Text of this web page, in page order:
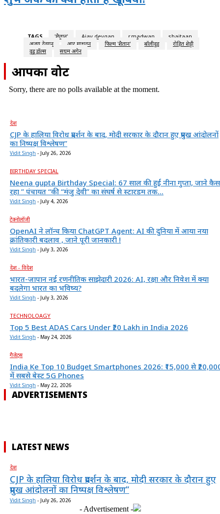
TAGS 'शैतान' Ajay devgan r.madwan
shaitaan
अजय देवगन
आर.माधवन फिल्म 'शैतान' बॉलीवुड
रोहित शेट्टी
वूडू डॉल्स
सिंघम अगेन
आपका वोट
Sorry, there are no polls available at the moment.
देश
CJP के हालिया विरोध प्रदर्शन के बाद, मोदी सरकार के दौरान हुए प्रमुख आंदोलनों
का निष्पक्ष विश्लेषण”
Vidit Singh - July 26, 2026
BIRTHDAY SPECIAL
Neena gupta Birthday Special: 67 साल की हुईं नीना गुप्ता, जाने
रहा ” पंचायत “की “मंजु देवी” का संघर्ष से स्टारडम तक...
Vidit Singh - July 4, 2026
टेक्नोलॉजी
OpenAI ने लॉन्च किया ChatGPT Agent: AI की दुनिया में आया नया
क्रांतिकारी बदलाव , जाने पूरी जानकारी !
Vidit Singh - July 3, 2026
देश - विदेश
भारत-जापान नई रणनीतिक साझेदारी 2026: AI, रक्षा और निवेश में क्या
बदलेगा भारत का भविष्य?
Vidit Singh - July 3, 2026
TECHNOLOAGY
Top 5 Best ADAS Cars Under ₹20 Lakh in India 2026
Vidit Singh - May 24, 2026
गैजेट्स
India Ke Top 10 Budget Smartphones 2026: ₹15,000 से
में सबसे बेस्ट 5G Phones
Vidit Singh - May 22, 2026
ADVERTISEMENTS
LATEST NEWS
देश
CJP के हालिया विरोध प्रदर्शन के बाद, मोदी सरकार के दौरान हुए
प्रमुख आंदोलनों का निष्पक्ष विश्लेषण”
Vidit Singh - July 26, 2026
- Advertisement -